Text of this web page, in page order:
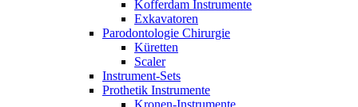
Kofferdam Instrumente
Exkavatoren
Parodontologie Chirurgie
Küretten
Scaler
Instrument-Sets
Prothetik Instrumente